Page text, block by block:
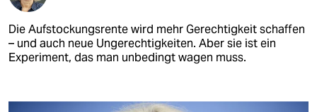
Die Aufstockungsrente wird mehr Gerechtigkeit schaffen
– und auch neue Ungerechtigkeiten. Aber sie ist ein
Experiment, das man unbedingt wagen muss.